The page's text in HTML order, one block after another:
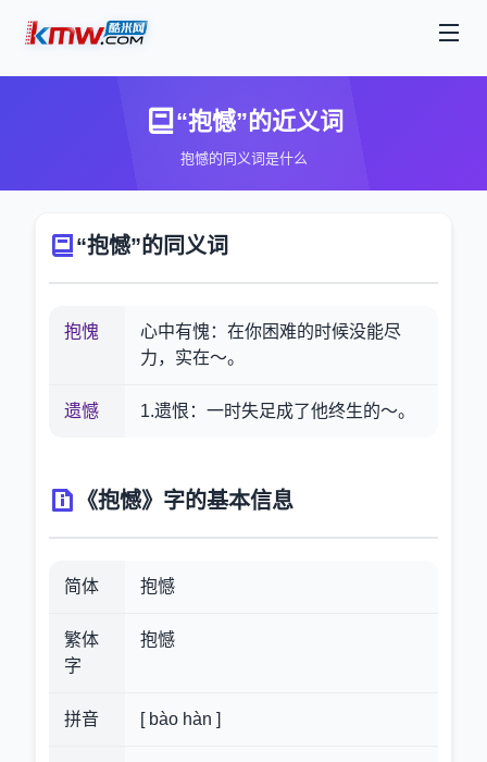
“抱憾”的近义词
抱憾的同义词是什么
“抱憾”的同义词
抱愧
心中有愧：在你困难的时候没能尽
力，实在～。
遗憾 1.遗恨：一时失足成了他终生的～。
《抱憾》字的基本信息
简体 抱憾
繁体
字
抱憾
拼音 [ bào hàn ]